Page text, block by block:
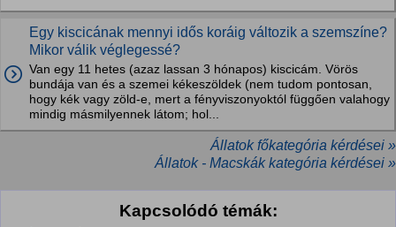
Egy kiscicának mennyi idős koráig változik a szemszíne?
Mikor válik véglegessé?
Van egy 11 hetes (azaz lassan 3 hónapos) kiscicám. Vörös
bundája van és a szemei kékeszöldek (nem tudom pontosan,
hogy kék vagy zöld-e, mert a fényviszonyoktól függően valahogy
mindig másmilyennek látom; hol...
Állatok főkategória kérdései »
Állatok - Macskák kategória kérdései »
Kapcsolódó témák: